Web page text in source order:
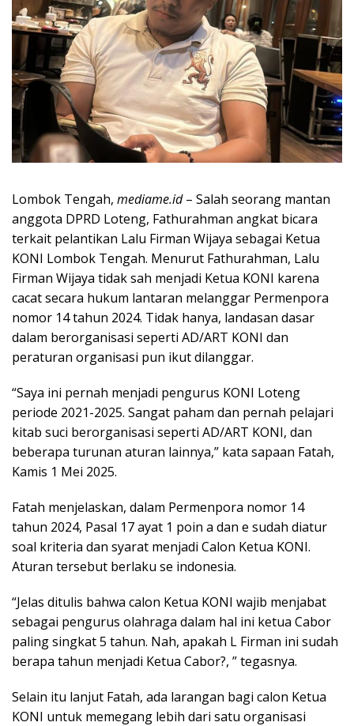
Lombok Tengah, mediame.id– Salah seorang mantan
anggota DPRD Loteng, Fathurahman angkat bicara
terkait pelantikan Lalu Firman Wijaya sebagai Ketua
KONI Lombok Tengah. Menurut Fathurahman, Lalu
Firman Wijaya tidak sah menjadi Ketua KONI karena
cacat secara hukum lantaran melanggar Permenpora
nomor 14 tahun 2024. Tidak hanya, landasan dasar
dalam berorganisasi seperti AD/ART KONI dan
peraturan organisasi pun ikut dilanggar.
“Saya ini pernah menjadi pengurus KONI Loteng
periode 2021-2025. Sangat paham dan pernah pelajari
kitab suci berorganisasi seperti AD/ART KONI, dan
beberapa turunan aturan lainnya,” kata sapaan Fatah,
Kamis 1 Mei 2025.
Fatah menjelaskan, dalam Permenpora nomor 14
tahun 2024, Pasal 17 ayat 1 poin a dan e sudah diatur
soal kriteria dan syarat menjadi Calon Ketua KONI.
Aturan tersebut berlaku se indonesia.
“Jelas ditulis bahwa calon Ketua KONI wajib menjabat
sebagai pengurus olahraga dalam hal ini ketua Cabor
paling singkat 5 tahun. Nah, apakah L Firman ini sudah
berapa tahun menjadi Ketua Cabor?, ” tegasnya.
Selain itu lanjut Fatah, ada larangan bagi calon Ketua
KONI untuk memegang lebih dari satu organisasi